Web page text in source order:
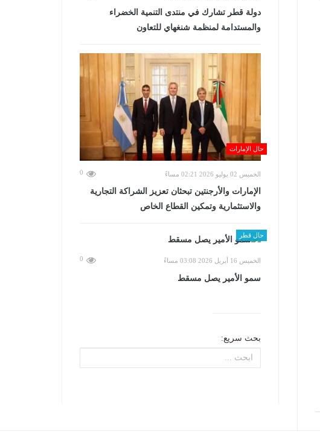
دولة قطر تشارك في منتدى التنمية الخضراء
والمستدامة لمنظمة شنغهاي للتعاون
حال الإمارات
الخميس 02 يوليو 2026 02:21 مساءً 0
الإمارات والأرجنتين تبحثان تعزيز الشراكة التجارية
والاستثمارية وتمكين القطاع الخاص
حال قطر
الخميس 16 أبريل 2026 03:08 مساءً 0
سمو الأمير يصل مسقط
بحث سريع: